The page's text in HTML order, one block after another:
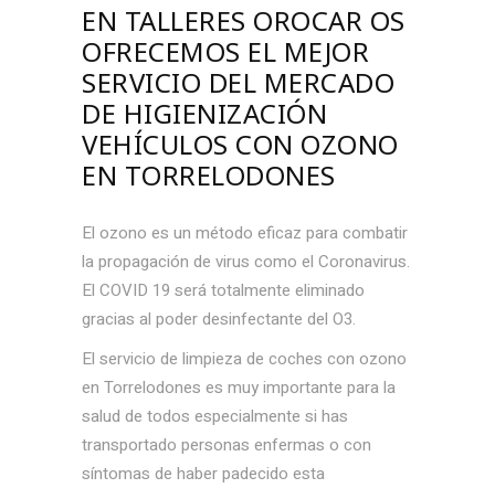
EN TALLERES OROCAR OS
OFRECEMOS EL MEJOR
SERVICIO DEL MERCADO
DE HIGIENIZACIÓN
VEHÍCULOS CON OZONO
EN TORRELODONES
El ozono es un método eficaz para combatir
la propagación de virus como el Coronavirus.
El COVID 19 será totalmente eliminado
gracias al poder desinfectante del O3.
El servicio de limpieza de coches con ozono
en Torrelodones es muy importante para la
salud de todos especialmente si has
transportado personas enfermas o con
síntomas de haber padecido esta